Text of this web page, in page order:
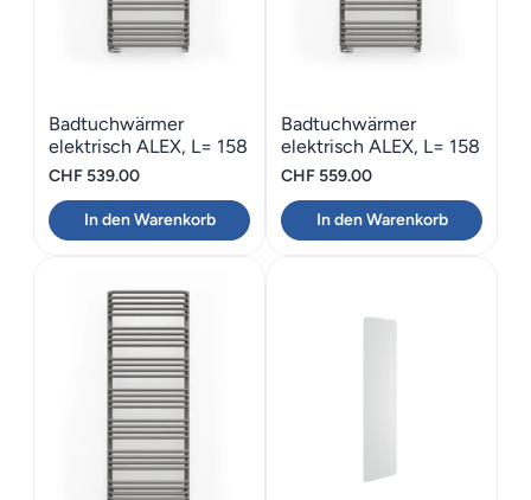
Badtuchwärmer
elektrisch ALEX, L= 158
cm x 50 cm
CHF 539.00
In den Warenkorb
Badtuchwärmer
elektrisch ALEX, L= 158
cm x 60 cm
CHF 559.00
In den Warenkorb